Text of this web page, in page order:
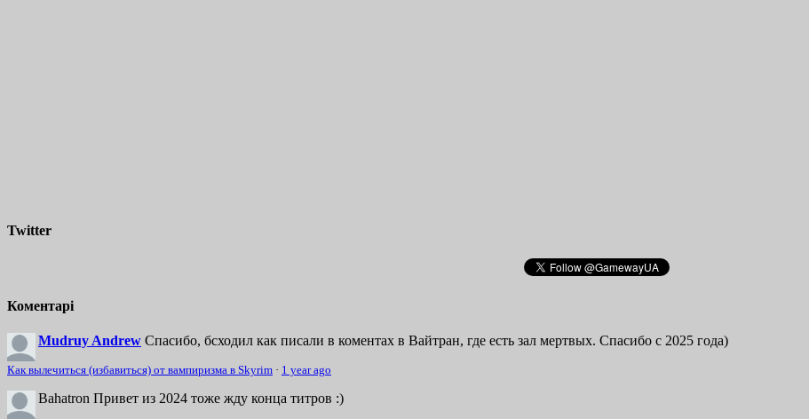
Twitter
Коментарі
Mudruy Andrew Спасибо, бсходил как писали в коментах в Вайтран, где есть зал мертвых. Спасибо с 2025 года)
Как вылечиться (избавиться) от вампиризма в Skyrim · 1 year ago
Bahatron Привет из 2024 тоже жду конца титров :)